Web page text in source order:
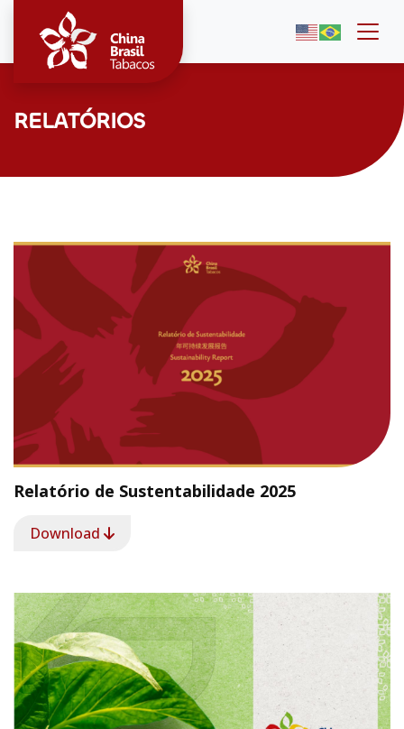
RELATÓRIOS
Relatório de Sustentabilidade 2025
Download